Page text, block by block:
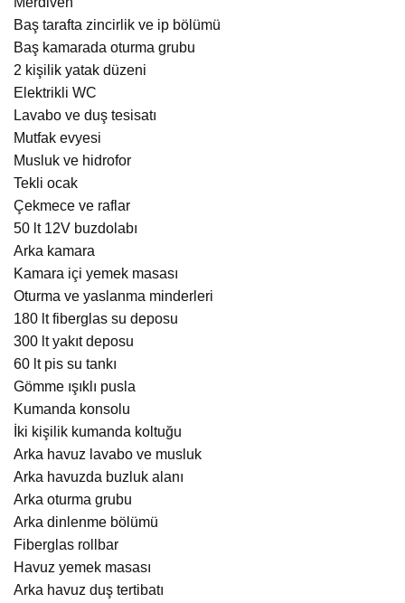
Baş tarafta zincirlik ve ip bölümü
Baş kamarada oturma grubu
2 kişilik yatak düzeni
Elektrikli WC
Lavabo ve duş tesisatı
Mutfak evyesi
Musluk ve hidrofor
Tekli ocak
Çekmece ve raflar
50 lt 12V buzdolabı
Arka kamara
Kamara içi yemek masası
Oturma ve yaslanma minderleri
180 lt fiberglas su deposu
300 lt yakıt deposu
60 lt pis su tankı
Gömme ışıklı pusla
Kumanda konsolu
İki kişilik kumanda koltuğu
Arka havuz lavabo ve musluk
Arka havuzda buzluk alanı
Arka oturma grubu
Arka dinlenme bölümü
Fiberglas rollbar
Havuz yemek masası
Arka havuz duş tertibatı